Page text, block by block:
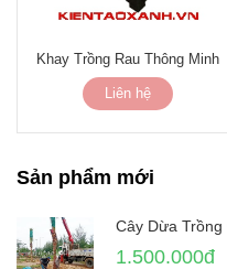
Khay Trồng Rau Thông Minh
Liên hệ
Sản phẩm mới
Cây Dừa
1.500.000đ